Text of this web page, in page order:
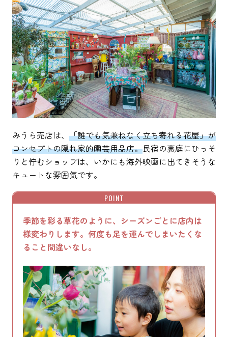
みうら売店は、 「誰でも気兼ねなく立ち寄れる花屋」が
コンセプトの隠れ家的園芸用品店。民宿の裏庭にひっそ
りと佇むショップは、いかにも海外映画に出てきそうな
キュートな雰囲気です。
POINT
季節を彩る草花のように、シーズンごとに店内は
様変わりします。何度も足を運んでしまいたくな
ること間違いなし。